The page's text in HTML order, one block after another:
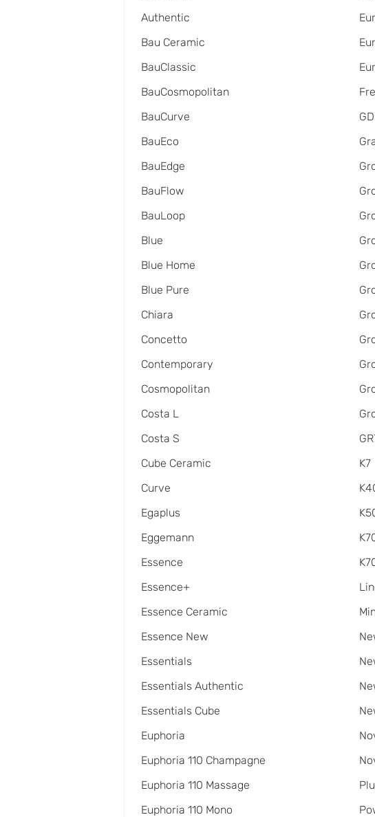
Authentic
Bau Ceramic
BauClassic
BauCosmopolitan
BauCurve
BauEco
BauEdge
BauFlow
BauLoop
Blue
Blue Home
Blue Pure
Chiara
Concetto
Contemporary
Cosmopolitan
Costa L
Costa S
Cube Ceramic
Curve
Egaplus
Eggemann
Essence
Essence+
Essence Ceramic
Essence New
Essentials
Essentials Authentic
Essentials Cube
Euphoria
Euphoria 110 Champagne
Euphoria 110 Massage
Euphoria 110 Mono
K7